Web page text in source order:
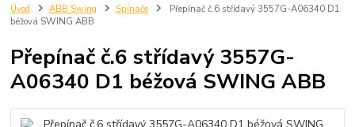
Úvod ABB Swing Spínače
Přepínač č.6 střídavý 3557G-A06340 D1
béžová SWING ABB
Přepínač č.6 střídavý 3557G-
A06340 D1 béžová SWING ABB